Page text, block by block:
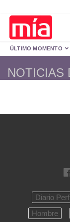
ÚLTIMO MOMENTO
NOTICIAS
Diario Perfil
Hombre